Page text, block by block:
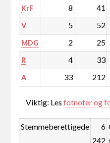
KrF 8 41
V 5 52
MDG 2 25
R 4 33
A 33 212
Viktig: Lesfotnoter og
Stemmeberettigede
6
242